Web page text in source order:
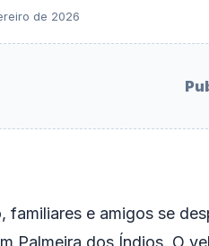
de 2026
familiares e amigos se
Palmeira dos Índios. O